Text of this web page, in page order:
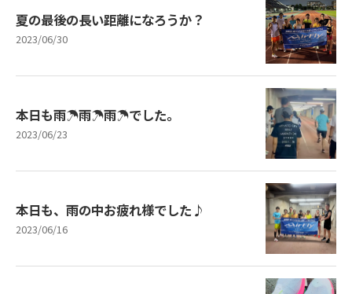
夏の最後の長い距離になろうか？
2023/06/30
本日も雨☂️雨☂️雨☂️でした。
2023/06/23
本日も、雨の中お疲れ様でした♪
2023/06/16